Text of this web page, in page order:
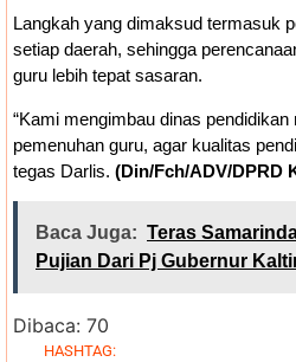
Langkah yang dimaksud termasuk
setiap daerah, sehingga
guru lebih tepat sasaran.
“Kami mengimbau dinas
pemenuhan guru, agar kualitas
tegas Darlis. (Din/Fch/ADV/DPRD
Baca Juga: Teras
Pujian Dari Pj Gubernur
Dibaca: 70
HASHTAG: